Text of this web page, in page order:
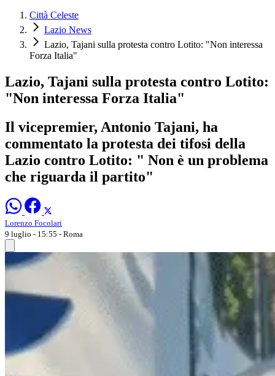
Città Celeste
Lazio News
Lazio, Tajani sulla protesta contro Lotito: "Non interessa
Forza Italia"
Lazio, Tajani sulla protesta contro Lotito:
"Non interessa Forza Italia"
Il vicepremier, Antonio Tajani, ha
commentato la protesta dei tifosi della
Lazio contro Lotito: " Non è un problema
che riguarda il partito"
Lorenzo Focolari
9 luglio - 15:55 - Roma